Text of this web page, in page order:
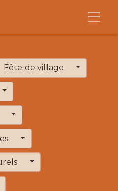
Fête de village